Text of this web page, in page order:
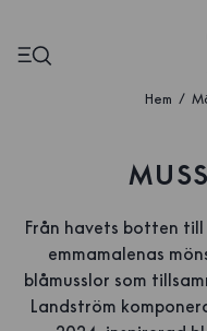
Hem
Från havets botten till
emmamalenas
blåmusslor som
Landström